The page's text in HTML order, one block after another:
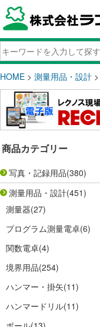
HOME > 測量用品・設計 >
商品カテゴリー
写真・記録用品(380)
測量用品・設計(451)
測量器(27)
プログラム測量電卓(6)
関数電卓(4)
境界用品(254)
ハンマー・掛矢(11)
ハンマードリル(11)